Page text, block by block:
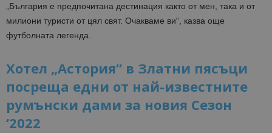
„България е предпочитана дестинация както от мен, така и от
милиони туристи от цял свят. Очакваме ви“, казва още
футболната легенда.
Хотел „Астория“ в Златни пясъци
посреща едни от най-известните
румънски дами за новия Сезон
‘2022